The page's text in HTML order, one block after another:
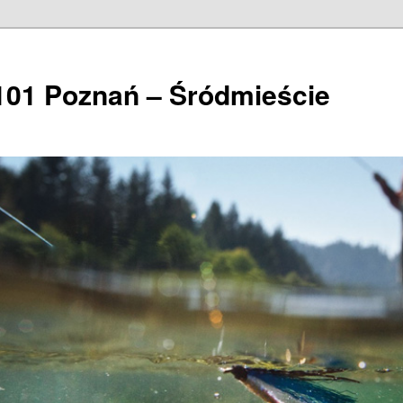
Poznań – Śródmieście